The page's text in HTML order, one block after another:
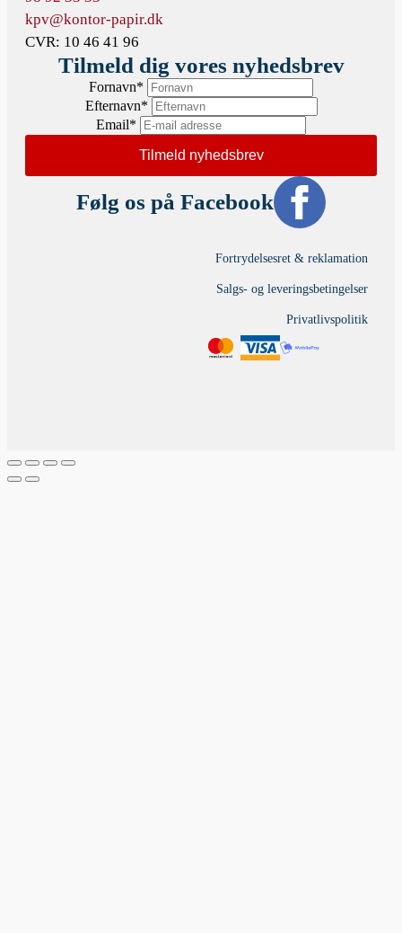
kpv@kontor-papir.dk
CVR: 10 46 41 96
Tilmeld dig vores nyhedsbrev
Fornavn*
Efternavn*
Email*
Tilmeld nyhedsbrev
Følg os på Facebook
Fortrydelsesret & reklamation
Salgs- og leveringsbetingelser
Privatlivspolitik